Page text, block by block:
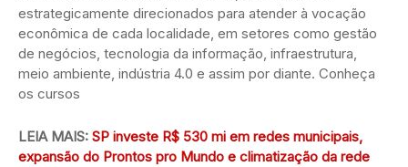
estrategicamente direcionados para atender à vocação
econômica de cada localidade, em setores como gestão
de negócios, tecnologia da informação, infraestrutura,
meio ambiente, indústria 4.0 e assim por diante. Conheça
os cursos
LEIA MAIS: SP investe R$ 530 mi em redes municipais,
expansão do Prontos pro Mundo e climatização da rede